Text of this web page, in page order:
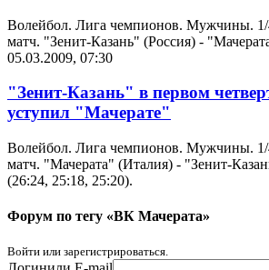
Волейбол. Лига чемпионов. Мужчины.
матч. "Зенит-Казань" (Россия) -
05.03.2009, 07:30
"Зенит-Казань" в первом
уступил "Мачерате"
Волейбол. Лига чемпионов. Мужчины.
матч. "Мачерата" (Италия) - "Зенит-
(26:24, 25:18, 25:20).
Форум по тегу «ВК Мачерата»
Войти или зарегистрироваться.